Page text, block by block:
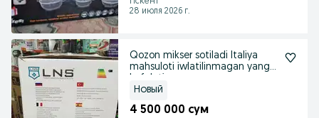
28 июля 2026 г.
Qozon mikser sotiladi Italiya
mahsuloti iwlatilinmagan yangi
Новый
4 500 000 сум